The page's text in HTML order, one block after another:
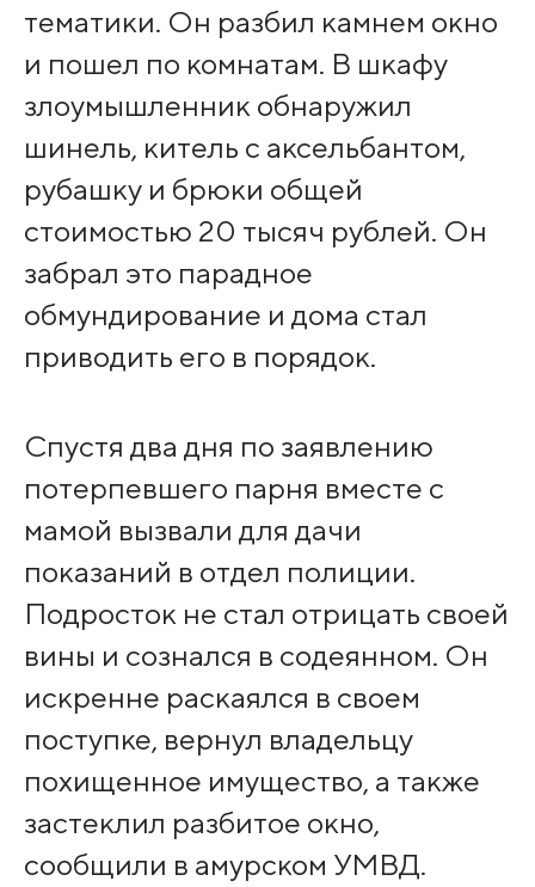
тематики. Он разбил камнем окно
и пошел по комнатам. В шкафу
злоумышленник обнаружил
шинель, китель с аксельбантом,
рубашку и брюки общей
стоимостью 20 тысяч рублей. Он
забрал это парадное
обмундирование и дома стал
приводить его в порядок.
Спустя два дня по заявлению
потерпевшего парня вместе с
мамой вызвали для дачи
показаний в отдел полиции.
Подросток не стал отрицать своей
вины и сознался в содеянном. Он
искренне раскаялся в своем
поступке, вернул владельцу
похищенное имущество, а также
застеклил разбитое окно,
сообщили в амурском УМВД.